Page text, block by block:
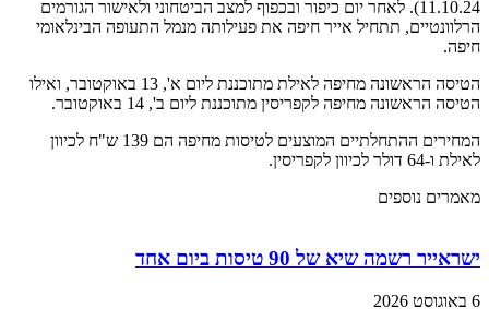
11.10.24). לאחר יום כיפור ובכפוף למצב הביטחוני ולאישור הגורמים
הרלוונטיים, תתחיל אייר חיפה את פעילותה מנמל התעופה הבינלאומי
חיפה.
הטיסה הראשונה מחיפה לאילת מתוכננת ליום א', 13 באוקטובר, ואילו
הטיסה הראשונה מחיפה לקפריסין מתוכננת ליום ב', 14 באוקטובר.
המחירים ההתחלתיים המוצעים לטיסות מחיפה הם 139 ש"ח לכיוון
לאילת ו-64 דולר לכיוון לקפריסין.
מאמרים נוספים
ישראייר רשמה שיא של 90 טיסות ביום אחד
6 באוגוסט 2026